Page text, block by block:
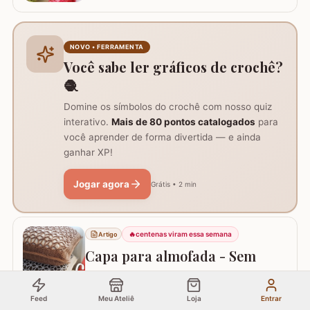
grupo Viciadas em crochê. Fiz o passo a passo com
algumas poucas diferenças e também para auxil
NOVO • FERRAMENTA
Você sabe ler gráficos de crochê?
🧶
Domine os símbolos do crochê com nosso quiz
interativo. Mais de 80 pontos catalogados para
você aprender de forma divertida — e ainda
ganhar XP!
Jogar agora Grátis • 2 min
Artigo 🔥centenas viram essa semana
Capa para almofada - Sem
zíper!
Neste passo a passo vou ajudar você confeccionar uma
Feed Meu Ateliê Loja Entrar